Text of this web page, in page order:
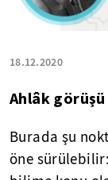
18.12.2020
Ahlâk
Burada şu
öne